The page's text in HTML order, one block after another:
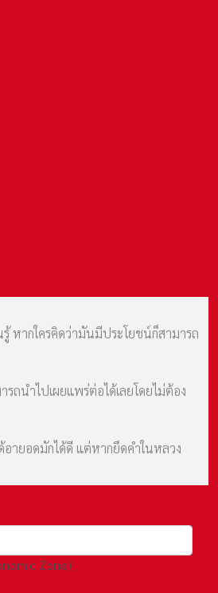
หากใครคิดว่ามันมีประโยชน์ก็สามารถ
ถนำไปเผยแพร่ต่อได้เลยโดยไม่ต้อง
ายอดมักได้ดี แต่หากยึดคำในหลวง
Zone)